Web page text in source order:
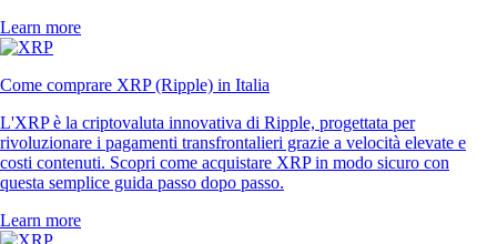
Learn more
Come comprare XRP (Ripple) in Italia
L'XRP è la criptovaluta innovativa di Ripple, progettata per
rivoluzionare i pagamenti transfrontalieri grazie a velocità elevate e
costi contenuti. Scopri come acquistare XRP in modo sicuro con
questa semplice guida passo dopo passo.
Learn more